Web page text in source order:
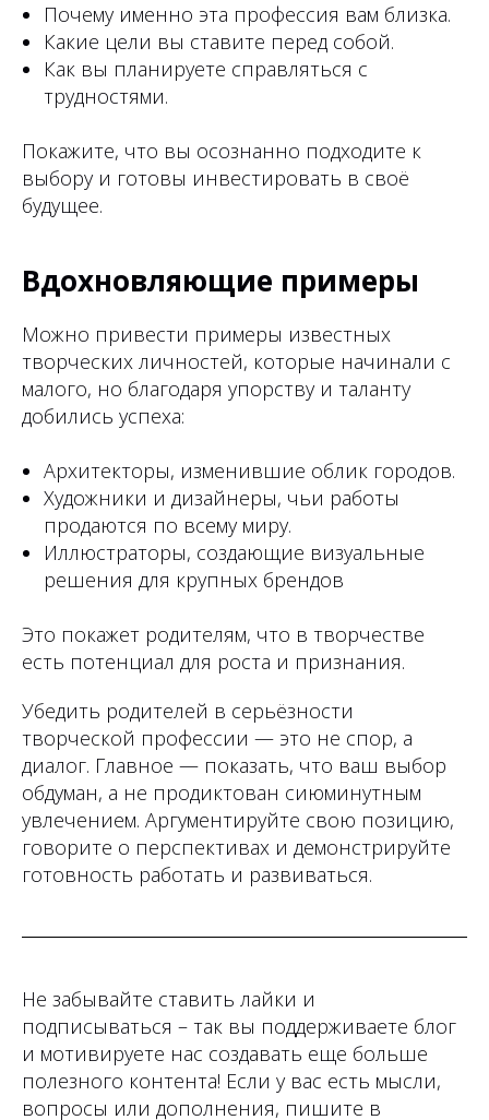
Почему именно эта профессия вам близка.
Какие цели вы ставите перед собой.
Как вы планируете справляться с
трудностями.
Покажите, что вы осознанно подходите к
выбору и готовы инвестировать в своё
будущее.
Вдохновляющие примеры
Можно привести примеры известных
творческих личностей, которые начинали с
малого, но благодаря упорству и таланту
добились успеха:
Архитекторы, изменившие облик городов.
Художники и дизайнеры, чьи работы
продаются по всему миру.
Иллюстраторы, создающие визуальные
решения для крупных брендов
Это покажет родителям, что в творчестве
есть потенциал для роста и признания.
Убедить родителей в серьёзности
творческой профессии — это не спор, а
диалог. Главное — показать, что ваш выбор
обдуман, а не продиктован сиюминутным
увлечением. Аргументируйте свою позицию,
говорите о перспективах и демонстрируйте
готовность работать и развиваться.
Не забывайте ставить лайки и
подписываться – так вы поддерживаете блог
и мотивируете нас создавать еще больше
полезного контента! Если у вас есть мысли,
вопросы или дополнения, пишите в